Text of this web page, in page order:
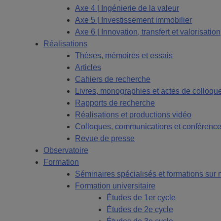
Axe 4 | Ingénierie de la valeur
Axe 5 | Investissement immobilier
Axe 6 | Innovation, transfert et valorisation
Réalisations
Thèses, mémoires et essais
Articles
Cahiers de recherche
Livres, monographies et actes de
Rapports de recherche
Réalisations et productions vidéo
Colloques, communications et
Revue de presse
Observatoire
Formation
Séminaires spécialisés et formations sur
Formation universitaire
Études de 1er cycle
Études de 2e cycle